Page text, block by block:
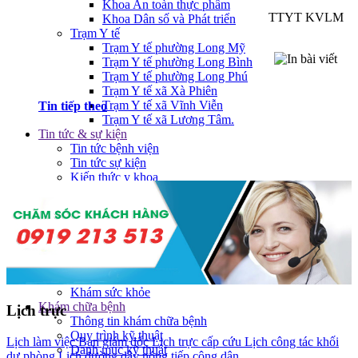
Khoa An toàn thực phẩm
Khoa Dân số và Phát triển
Trạm Y tế
Trạm Y tế phường Long Mỹ
Trạm Y tế phường Long Bình
Trạm Y tế phường Long Phú
Trạm Y tế xã Xà Phiên
Trạm Y tế xã Vĩnh Viễn
Trạm Y tế xã Lương Tâm.
Tin tức & sự kiện
Tin tức bệnh viện
Tin tức sự kiện
Kiến thức y khoa
Tin hoạt động chuyên ngành
Hội nghị - Hội thảo
Hoạt động Đảng bộ
Tin hoạt động Công đoàn
Viện phí
Viện phí có BHYT
Viện phí không BHYT
Khám sức khỏe
Khám chữa bệnh
Thông tin khám chữa bệnh
Quy trình kỹ thuật
Danh mục kỹ thuật
TTYT KVLM
Tin tiếp theo
Lịch trực
Lịch làm việc Ban giám đốcLịch trực cấp cứu Lịch công tác khối